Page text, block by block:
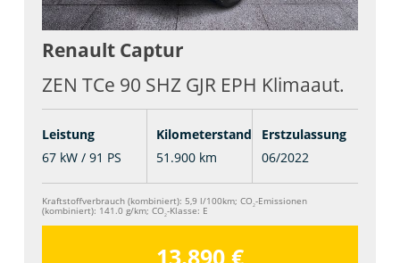
Renault Captur
ZEN TCe 90 SHZ GJR EPH Klimaaut.
Leistung
67 kW / 91 PS
Kilometerstand
51.900 km
Erstzulassung
06/2022
Kraftstoffverbrauch (kombiniert): 5,9 l/100km; CO2-Emissionen
(kombiniert): 141.0 g/km; CO2-Klasse: E
13.890 €